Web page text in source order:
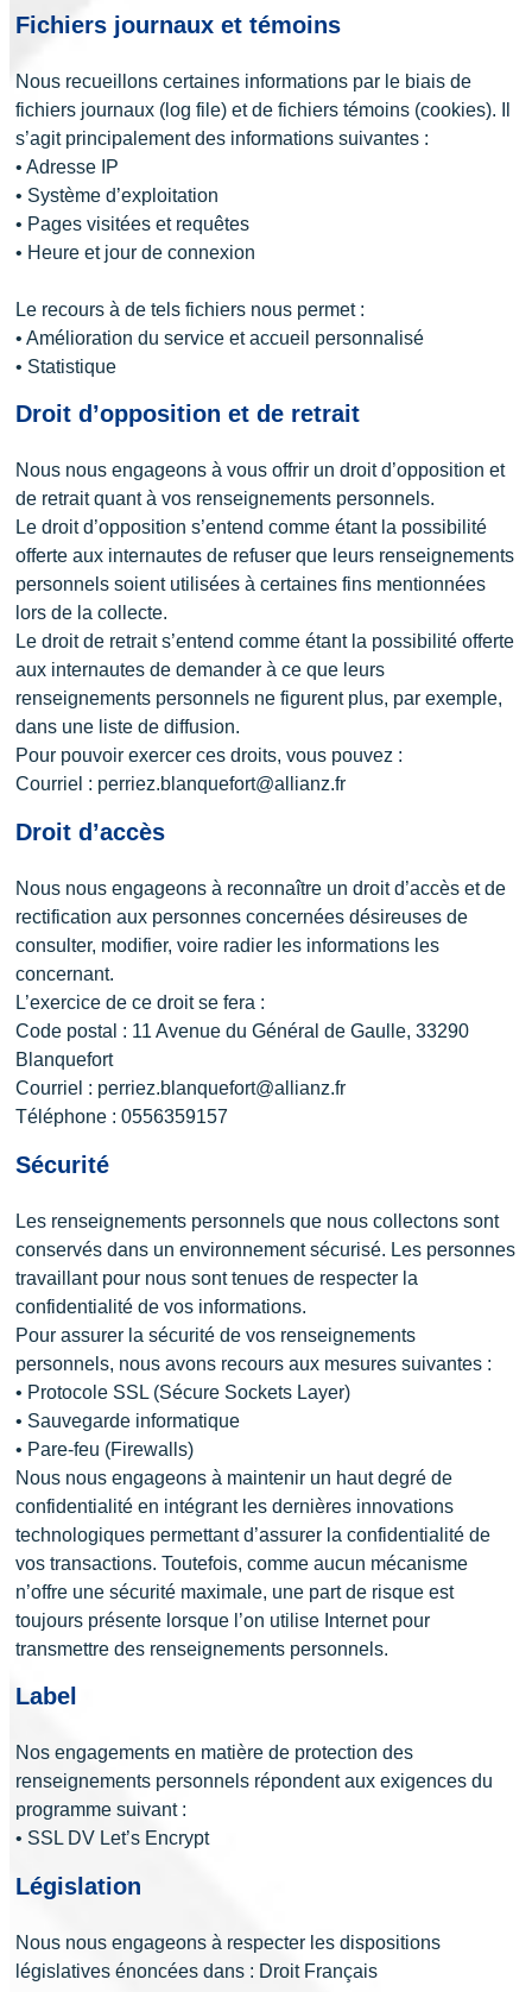
Fichiers journaux et témoins
Nous recueillons certaines informations par le biais de
fichiers journaux (log file) et de fichiers témoins (cookies). Il
s’agit principalement des informations suivantes :
• Adresse IP
• Système d’exploitation
• Pages visitées et requêtes
• Heure et jour de connexion
Le recours à de tels fichiers nous permet :
• Amélioration du service et accueil personnalisé
• Statistique
Droit d’opposition et de retrait
Nous nous engageons à vous offrir un droit d’opposition et
de retrait quant à vos renseignements personnels.
Le droit d’opposition s’entend comme étant la possibilité
offerte aux internautes de refuser que leurs renseignements
personnels soient utilisées à certaines fins mentionnées
lors de la collecte.
Le droit de retrait s’entend comme étant la possibilité offerte
aux internautes de demander à ce que leurs
renseignements personnels ne figurent plus, par exemple,
dans une liste de diffusion.
Pour pouvoir exercer ces droits, vous pouvez :
Courriel : perriez.blanquefort@allianz.fr
Droit d’accès
Nous nous engageons à reconnaître un droit d’accès et de
rectification aux personnes concernées désireuses de
consulter, modifier, voire radier les informations les
concernant.
L’exercice de ce droit se fera :
Code postal : 11 Avenue du Général de Gaulle, 33290
Blanquefort
Courriel : perriez.blanquefort@allianz.fr
Téléphone : 0556359157
Sécurité
Les renseignements personnels que nous collectons sont
conservés dans un environnement sécurisé. Les personnes
travaillant pour nous sont tenues de respecter la
confidentialité de vos informations.
Pour assurer la sécurité de vos renseignements
personnels, nous avons recours aux mesures suivantes :
• Protocole SSL (Sécure Sockets Layer)
• Sauvegarde informatique
• Pare-feu (Firewalls)
Nous nous engageons à maintenir un haut degré de
confidentialité en intégrant les dernières innovations
technologiques permettant d’assurer la confidentialité de
vos transactions. Toutefois, comme aucun mécanisme
n’offre une sécurité maximale, une part de risque est
toujours présente lorsque l’on utilise Internet pour
transmettre des renseignements personnels.
Label
Nos engagements en matière de protection des
renseignements personnels répondent aux exigences du
programme suivant :
• SSL DV Let’s Encrypt
Législation
Nous nous engageons à respecter les dispositions
législatives énoncées dans : Droit Français